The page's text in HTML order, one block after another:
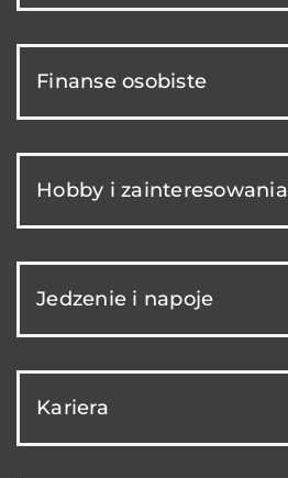
Finanse osobiste
Hobby i zainteresowania
Jedzenie i napoje
Kariera